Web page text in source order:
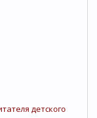
детского